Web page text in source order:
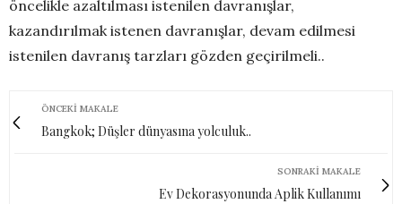
öncelikle azaltılması istenilen davranışlar,
kazandırılmak istenen davranışlar, devam edilmesi
istenilen davranış tarzları gözden geçirilmeli..
ÖNCEKI MAKALE
Bangkok; Düşler dünyasına yolculuk..
SONRAKI MAKALE
Ev Dekorasyonunda Aplik Kullanımı